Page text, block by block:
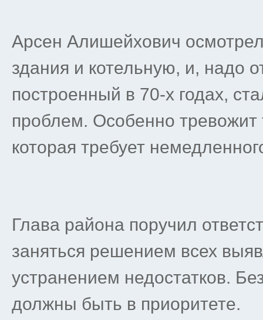
Арсен Алишейхович
здания и котельную, и, надо
построенный в 70-х годах,
проблем. Особенно
которая требует
Глава района поручил
заняться решением всех
устранением недостатков.
должны быть в приоритете.